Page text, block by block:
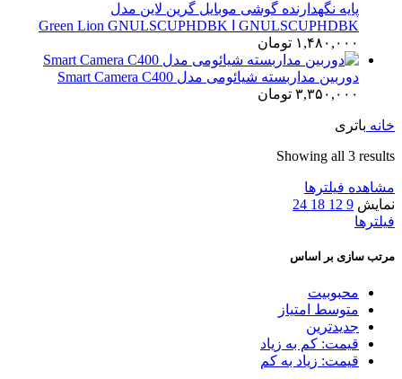
پایه نگهدارنده گوشی موبایل گرین لاین مدل
GNULSCUPHDBK ا Green Lion GNULSCUPHDBK
Ultimate Phone Holder
۱,۴۸۰,۰۰۰ تومان
دوربین مداربسته شیائومی مدل Smart Camera C400
۳,۳۵۰,۰۰۰ تومان
خانه باتری
Showing all 3 results
مشاهده فیلترها
نمایش 9
12
18
24
فیلترها
مرتب سازی بر اساس
محبوبیت
متوسط امتیاز
جدیدترین
قیمت: کم به زیاد
قیمت: زیاد به کم